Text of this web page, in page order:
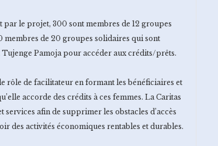
le projet, 300 sont membres de 12 groupes
membres de 20 groupes solidaires qui sont
Pamoja pour accéder aux crédits/prêts.
rôle de facilitateur en formant les bénéficiaires et
accorde des crédits à ces femmes. La Caritas
afin de supprimer les obstacles d’accès
des activités économiques rentables et durables.